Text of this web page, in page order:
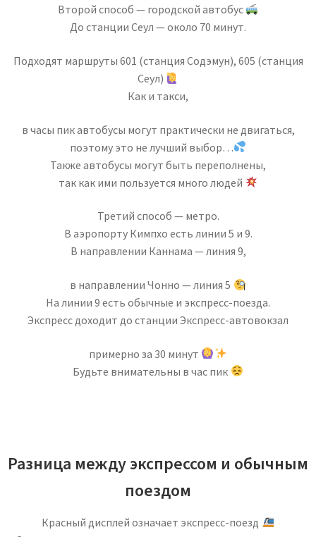
Второй способ — городской автобус
До станции Сеул — около 70 минут.
Подходят маршруты 601 (станция Содэмун), 605 (станция
Сеул)
Как и такси,
в часы пик автобусы могут практически не двигаться,
поэтому это не лучший выбор…
Также автобусы могут быть переполнены,
так как ими пользуется много людей
Третий способ — метро.
В аэропорту Кимпхо есть линии 5 и 9.
В направлении Каннама — линия 9,
в направлении Чонно — линия 5
На линии 9 есть обычные и экспресс-поезда.
Экспресс доходит до станции Экспресс-автовокзал
примерно за 30 минут
Будьте внимательны в час пик
Разница между экспрессом и обычным
поездом
Красный дисплей означает экспресс-поезд